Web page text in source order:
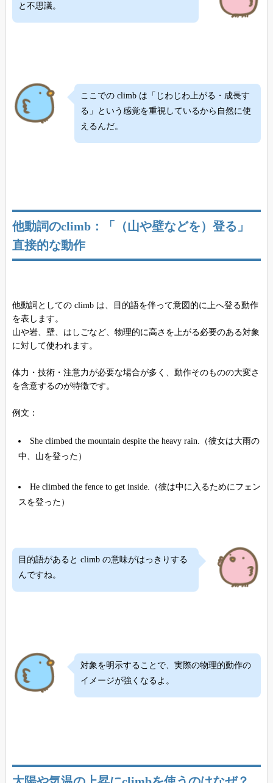
と不思議。
ここでの climb は「じわじわ上がる・成長す
る」という感覚を重視しているから自然に使
えるんだ。
他動詞のclimb：「（山や壁などを）登る」
直接的な動作
他動詞としての climb は、目的語を伴って意図的に上へ登る動作
を表します。
山や岩、壁、はしごなど、物理的に高さを上がる必要のある対象
に対して使われます。
体力・技術・注意力が必要な場合が多く、動作そのものの大変さ
を含意するのが特徴です。
例文：
She climbed the mountain despite the heavy rain.（彼女は大雨の
中、山を登った）
He climbed the fence to get inside.（彼は中に入るためにフェン
スを登った）
目的語があると climb の意味がはっきりする
んですね。
対象を明示することで、実際の物理的動作の
イメージが強くなるよ。